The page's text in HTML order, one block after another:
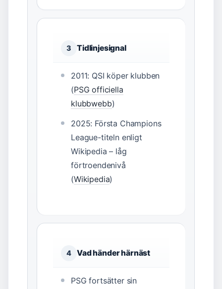
3 Tidlinjesignal
2011: QSI köper klubben
(PSG officiella
klubbwebb)
2025: Första Champions
League-titeln enligt
Wikipedia – låg
förtroendenivå
(Wikipedia)
4 Vad händer härnäst
PSG fortsätter sin